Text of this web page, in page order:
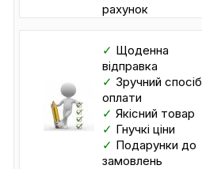
рахунок
✓ Щоденна
відправка
✓ Зручний спосіб
оплати
✓ Якісний товар
✓ Гнучкі ціни
✓ Подарунки до
замовлень